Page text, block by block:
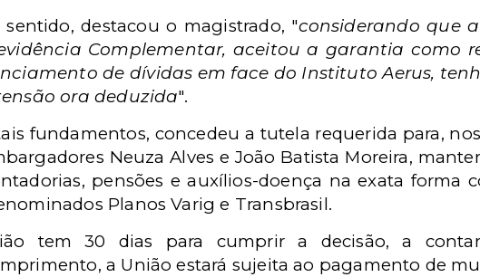
sentido, destacou o magistrado, "considerando que
Complementar, aceitou a garantia como
de dívidas em face do Instituto Aerus,
ora deduzida".
fundamentos, concedeu a tutela requerida para,
Neuza Alves e João Batista Moreira,
pensões e auxílios-doença na exata forma
Planos Varig e Transbrasil.
tem 30 dias para cumprir a decisão, a
a União estará sujeita ao pagamento de